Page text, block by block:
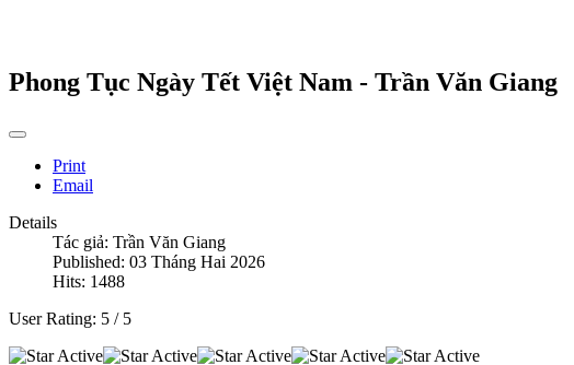
Phong Tục Ngày Tết Việt Nam - Trần Văn Giang
Print
Email
Details
Tác giả: Trần Văn Giang
Published: 03 Tháng Hai 2026
Hits: 1488
User Rating: 5 / 5